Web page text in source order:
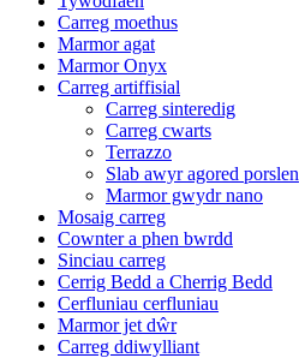
Carreg moethus
Marmor agat
Marmor Onyx
Carreg artiffisial
Carreg sinteredig
Carreg cwarts
Terrazzo
Slab awyr agored porslen
Marmor gwydr nano
Mosaig carreg
Cownter a phen bwrdd
Sinciau carreg
Cerrig Bedd a Cherrig Bedd
Cerfluniau cerfluniau
Marmor jet dŵr
Carreg ddiwylliant